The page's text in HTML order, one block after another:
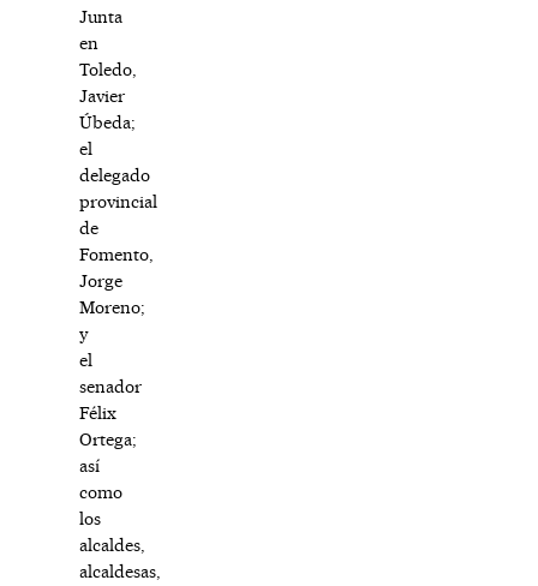
Junta
en
Toledo,
Javier
Úbeda;
el
delegado
provincial
de
Fomento,
Jorge
Moreno;
y
el
senador
Félix
Ortega;
así
como
los
alcaldes,
alcaldesas,